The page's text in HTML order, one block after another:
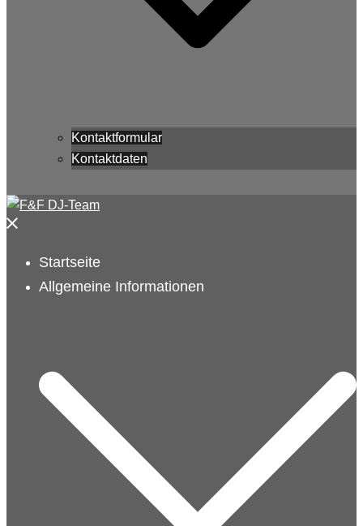
Kontaktformular
Kontaktdaten
Menü
Startseite
Allgemeine Informationen